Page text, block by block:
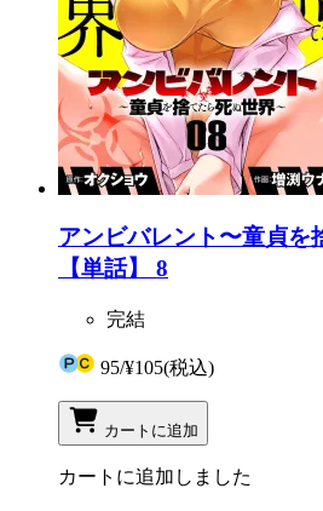
アンビバレント〜童貞を
【単話】 8
完結
95/¥105(税込)
カートに追加
カートに追加しました